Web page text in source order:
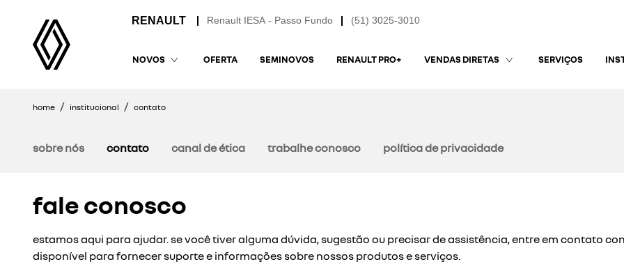
(51) 3025-3010
Renault IESA - Passo Fundo
NOVOS OFERTA SEMINOVOS RENAULT PRO+ VENDAS DIRETAS SERVIÇOS
home institucional contato
sobre nós contato canal de ética trabalhe conosco política de privacidade
fale conosco
estamos aqui para ajudar. se você tiver alguma dúvida, sugestão ou precisar de assistência, entre em contato
disponível para fornecer suporte e informações sobre nossos produtos e serviços.